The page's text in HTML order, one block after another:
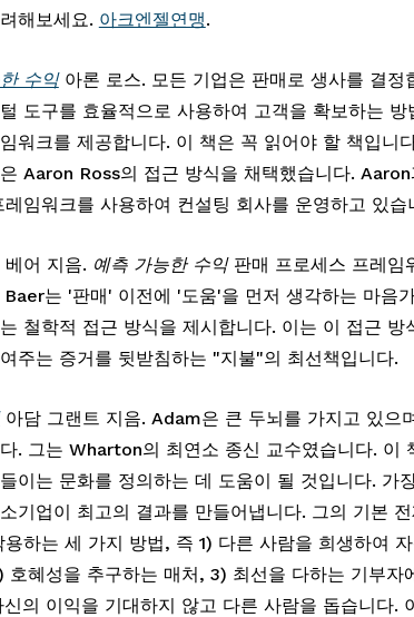
해보세요. 아크엔젤연맹.
수익 아론 로스. 모든 기업은 판매로 생사를 결정
도구를 효율적으로 사용하여 고객을 확보하는
워크를 제공합니다. 이 책은 꼭 읽어야 할 책입니
Aaron Ross의 접근 방식을 채택했습니다.
레임워크를 사용하여 컨설팅 회사를 운영하고 있습
어 지음. 예측 가능한 수익
는 '판매' 이전에 '도움'을 먼저 생각하는 마음
철학적 접근 방식을 제시합니다. 이는 이 접근 방
주는 증거를 뒷받침하는 "지불"의 최선책입니다.
아담 그랜트 지음. Adam은 큰 두뇌를 가지고 있으
. 그는 Wharton의 최연소 종신 교수였습니다. 이
이는 문화를 정의하는 데 도움이 될 것입니다. 가
기업이 최고의 결과를 만들어냅니다. 그의 기본
하는 세 가지 방법, 즉 1) 다른 사람을 희생하여
호혜성을 추구하는 매처, 3) 최선을 다하는 기부자
신의 이익을 기대하지 않고 다른 사람을 돕습니다.